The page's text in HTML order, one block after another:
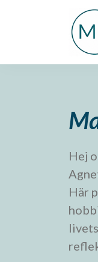
Hej
Här